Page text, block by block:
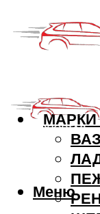
МАРКИ
ВАЗ
Меню